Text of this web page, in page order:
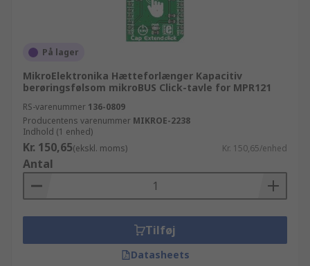
På lager
MikroElektronika Hætteforlænger Kapacitiv
berøringsfølsom mikroBUS Click-tavle for MPR121
RS-varenummer 136-0809
Producentens varenummer MIKROE-2238
Indhold (1 enhed)
Kr. 150,65(ekskl. moms) Kr. 150,65/enhed
Antal
Tilføj
Datasheets